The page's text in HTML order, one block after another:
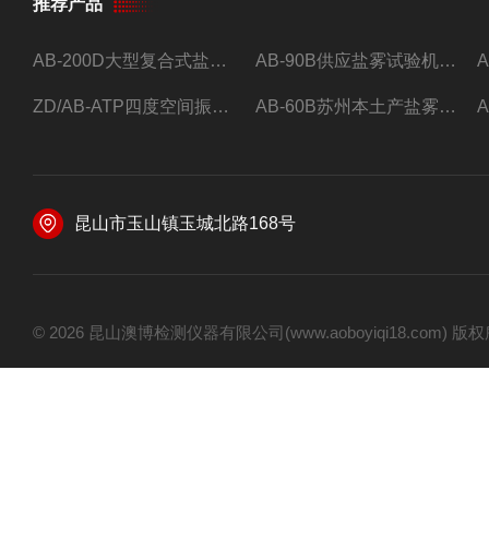
推荐产品
AB-200D大型复合式盐雾腐蚀试验箱，小型盐干湿腐蚀试验箱。 AB-90B供应盐雾试验机现货可按要求订制。
ZD/AB-ATP四度空间振动台* AB-60B苏州本土产盐雾试验机
昆山市玉山镇玉城北路168号
© 2026 昆山澳博检测仪器有限公司(www.aoboyiqi18.com) 版